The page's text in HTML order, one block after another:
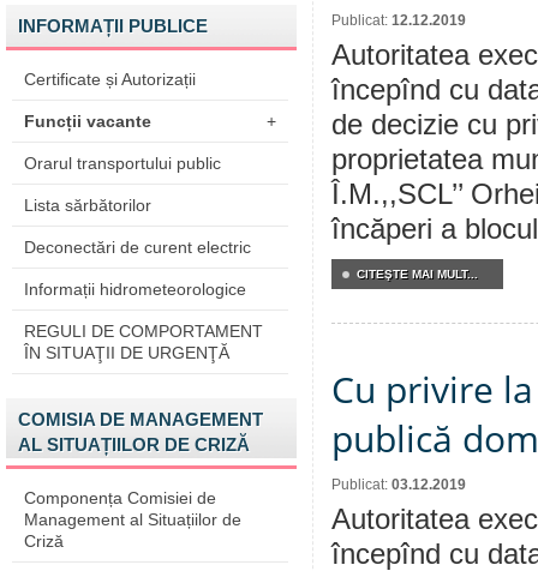
INFORMAȚII PUBLICE
Certificate și Autorizații
Funcții vacante +
Orarul transportului public
Lista sărbătorilor
Deconectări de curent electric
Informații hidrometeorologice
REGULI DE COMPORTAMENT
ÎN SITUAŢII DE URGENŢĂ
COMISIA DE MANAGEMENT
AL SITUAȚIILOR DE CRIZĂ
Componența Comisiei de
Management al Situațiilor de
Criză
Publicat: 12.12.2019
Autoritatea
începînd cu
de decizie cu
proprietatea
Î.M.,,SCL’’
încăperi a
CITEŞTE MAI MULT...
Cu privire
publică
Publicat: 03.12.2019
Autoritatea
începînd cu